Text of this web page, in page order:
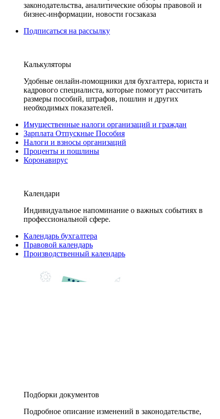
законодательства, аналитические обзоры правовой и
бизнес-информации, новости госзаказа
Подписаться на рассылку
Калькуляторы
Удобные онлайн-помощники для бухгалтера, юриста и
кадрового специалиста, которые помогут рассчитать
размеры пособий, штрафов, пошлин и других
необходимых показателей.
Имущественные налоги организаций и граждан
Зарплата Отпускные Пособия
Налоги и взносы организаций
Проценты и пошлины
Коронавирус
Календари
Индивидуальное напоминание о важных событиях в
профессиональной сфере.
Календарь бухгалтера
Правовой календарь
Производственный календарь
Подборки документов
Подробное описание изменений в законодательстве,